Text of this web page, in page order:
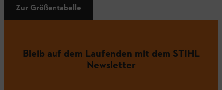
Zur Größentabelle
Bleib auf dem Laufenden mit dem STIHL
Newsletter